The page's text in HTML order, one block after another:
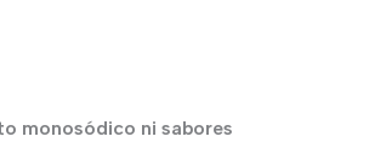
monosódico ni sabores